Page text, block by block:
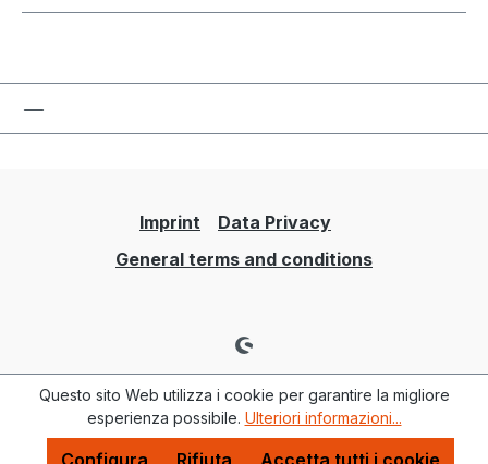
Imprint
Data Privacy
General terms and conditions
Questo sito Web utilizza i cookie per garantire la migliore
esperienza possibile. Ulteriori informazioni...
Rifiuta
Configura Accetta tutti i cookie